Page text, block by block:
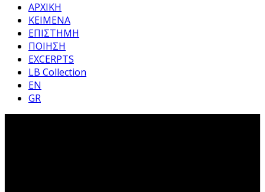
ΑΡΧΙΚΗ
ΚΕΙΜΕΝΑ
ΕΠΙΣΤΗΜΗ
ΠΟΙΗΣΗ
EXCERPTS
LB Collection
EN
GR